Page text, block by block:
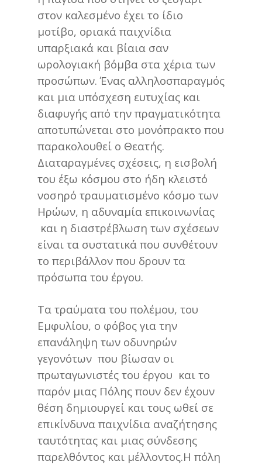
στον καλεσμένο έχει το ίδιο
μοτίβο, οριακά παιχνίδια
υπαρξιακά και βίαια σαν
ωρολογιακή βόμβα στα χέρια των
προσώπων. Ένας αλληλοσπαραγμός
και μια υπόσχεση ευτυχίας και
διαφυγής από την πραγματικότητα
αποτυπώνεται στο μονόπρακτο που
παρακολουθεί ο Θεατής.
Διαταραγμένες σχέσεις, η εισβολή
του έξω κόσμου στο ήδη κλειστό
νοσηρό τραυματισμένο κόσμο των
Ηρώων, η αδυναμία επικοινωνίας
και η διαστρέβλωση των σχέσεων
είναι τα συστατικά που συνθέτουν
το περιβάλλον που δρουν τα
πρόσωπα του έργου.
Τα τραύματα του πολέμου, του
Εμφυλίου, ο φόβος για την
επανάληψη των οδυνηρών
γεγονότων που βίωσαν οι
πρωταγωνιστές του έργου και το
παρόν μιας Πόλης πουν δεν έχουν
θέση δημιουργεί και τους ωθεί σε
επικίνδυνα παιχνίδια αναζήτησης
ταυτότητας και μιας σύνδεσης
παρελθόντος και μέλλοντος.Η πόλη